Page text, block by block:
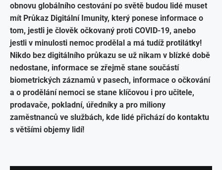
obnovu globálního cestování po světě budou lidé muset
mít Průkaz Digitální Imunity, který ponese informace o
tom, jestli je člověk očkovaný proti COVID-19, anebo
jestli v minulosti nemoc prodělal a má tudíž protilátky!
Nikdo bez digitálního průkazu se už nikam v blízké době
nedostane, informace se zřejmě stane součástí
biometrických záznamů v pasech, informace o očkování
a o prodělání nemoci se stane klíčovou i pro učitele,
prodavače, pokladní, úředníky a pro miliony
zaměstnanců ve službách, kde lidé přichází do kontaktu
s většími objemy lidí!